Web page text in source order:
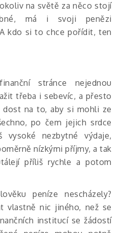
na světě za něco stojí
má i svoji penězi
kdo si to chce pořídit, ten
stránce nejednou
třeba i sebevíc, a přesto
na to, aby si mohli ze
po čem jejich srdce
nezbytné výdaje,
nízkými příjmy, a tak
příliš rychle a potom
peníze nescházely?
vlastně nic jiného, než se
institucí se žádostí